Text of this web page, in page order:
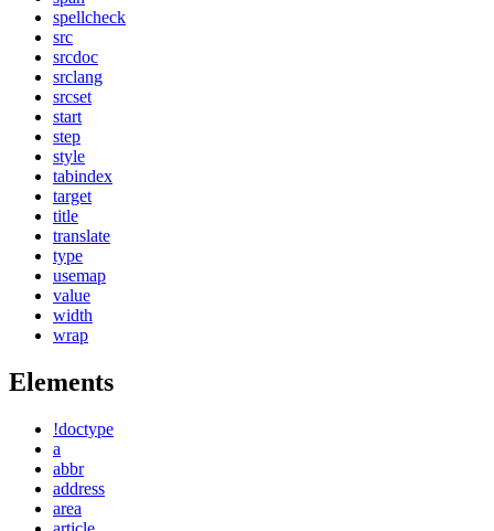
spellcheck
src
srcdoc
srclang
srcset
start
step
style
tabindex
target
title
translate
type
usemap
value
width
wrap
Elements
!doctype
a
abbr
address
area